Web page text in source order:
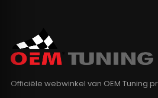
Officiële webwinkel van OEM Tuning